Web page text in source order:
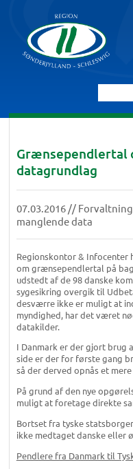
Grænsependlertal
datagrundlag
07.03.2016 //
manglende data
Regionskontor & Infocenter
om grænsependlertal på
udstedt af de 98 danske
sygesikring overgik til
desværre ikke er muligt at
myndighed, har det været
datakilder.
I Danmark er der gjort brug
side er der for første gang
så der derved opnås et
På grund af den nye
muligt at foretage direkte
Bortset fra tyske
ikke medtaget danske eller
Pendlere fra Danmark til